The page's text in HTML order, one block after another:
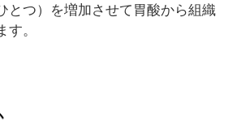
とつ）を増加させて胃酸から組織
す。